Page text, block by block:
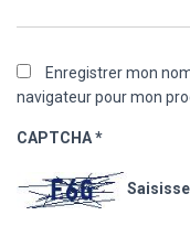
Enregistrer mon
navigateur pour mon
CAPTCHA*